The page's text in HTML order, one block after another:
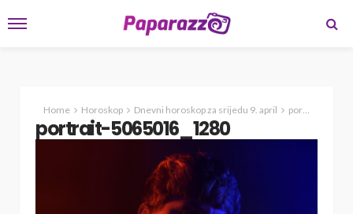
Home Horoskop Dnevni horoskop za srijedu 9. april portrait-5065016_1280
portrait-5065016_1280